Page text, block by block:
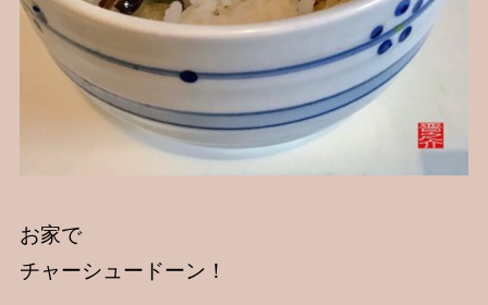
お家で
チャーシュードーン！